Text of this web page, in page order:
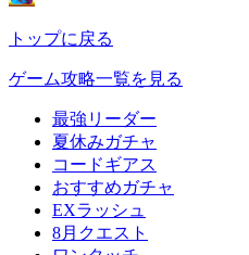
トップに戻る
ゲーム攻略一覧を見る
最強リーダー
夏休みガチャ
コードギアス
おすすめガチャ
EXラッシュ
8月クエスト